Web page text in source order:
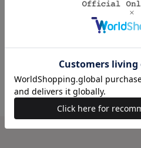
初めてご利用の方・会員以外の方
初めてご利用のお客様は、こちらから
うになります。